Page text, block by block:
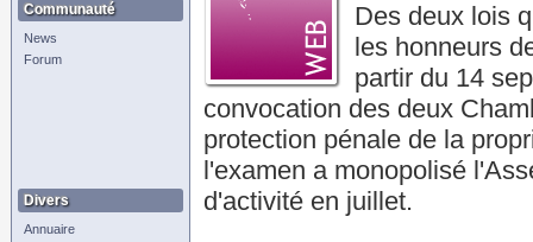
Communauté
News
Forum
Divers
Annuaire
Des deux lois
les honneurs
partir du 14
convocation des deux
protection pénale de la
l'examen a monopolisé
d'activité en juillet.